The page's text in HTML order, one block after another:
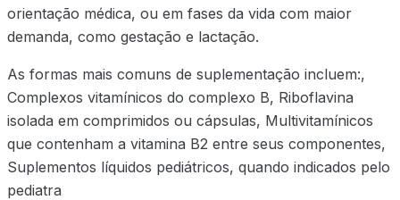
orientação médica, ou em fases da vida com maior
demanda, como gestação e lactação.
As formas mais comuns de suplementação incluem:,
Complexos vitamínicos do complexo B, Riboflavina
isolada em comprimidos ou cápsulas, Multivitamínicos
que contenham a vitamina B2 entre seus componentes,
Suplementos líquidos pediátricos, quando indicados pelo
pediatra